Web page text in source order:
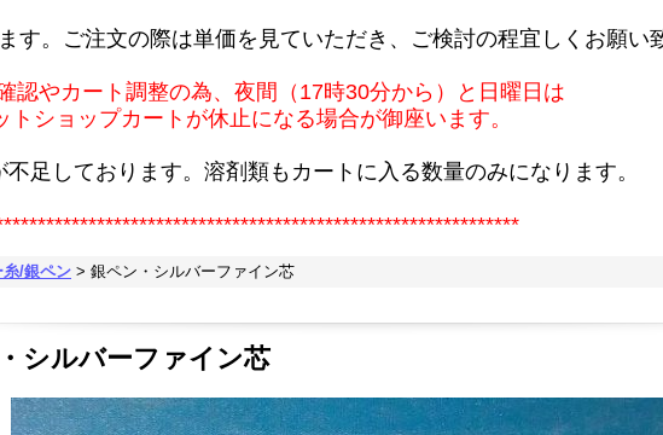
す。ご注文の際は単価を見ていただき、ご検討の程宜しくお願い
認やカート調整の為、夜間（17時30分から）と日曜日は
トショップカートが休止になる場合が御座います。
足しております。溶剤類もカートに入る数量のみになります。
/銀ペン > 銀ペン・シルバーファイン芯
シルバーファイン芯